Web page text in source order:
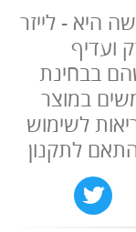
היא - לייזר
ועדיף
בבחינת
במוצר
לשימוש
לתקנון